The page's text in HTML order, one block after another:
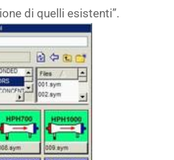
di quelli esistenti”.